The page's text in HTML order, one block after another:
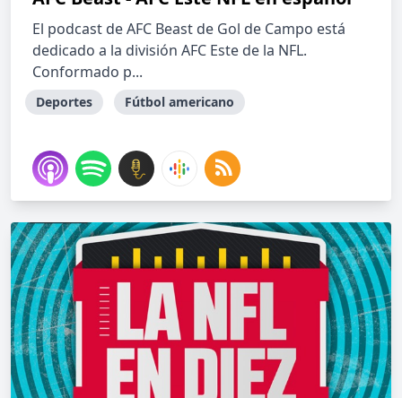
El podcast de AFC Beast de Gol de Campo está
dedicado a la división AFC Este de la NFL.
Conformado p...
Deportes Fútbol americano